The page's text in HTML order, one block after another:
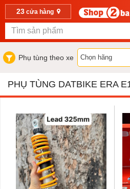
23cửa hàng
Phụ tùng theo xe
PHỤ TÙNG DATBIKE ERA